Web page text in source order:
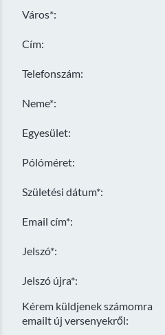
Város*:
Cím:
Telefonszám:
Neme*:
Egyesület:
Pólóméret:
Születési dátum*:
Email cím*:
Jelszó*:
Jelszó újra*:
Kérem küldjenek számomra
emailt új versenyekről: